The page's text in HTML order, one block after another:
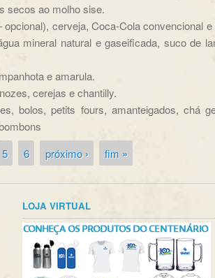
secos ao molho sise.
cerveja, Coca-Cola convencional e
mineral natural e gaseificada, suco de
e amarula.
cerejas e chantilly.
bolos, petits fours, amanteigados, chá
5 6 próximo › fim »
LOJA VIRTUAL